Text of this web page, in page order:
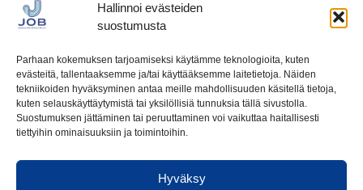
Hallinnoi evästeiden
suostumusta
Parhaan kokemuksen tarjoamiseksi käytämme teknologioita, kuten
evästeitä, tallentaaksemme ja/tai käyttääksemme laitetietoja. Näiden
tekniikoiden hyväksyminen antaa meille mahdollisuuden käsitellä tietoja,
kuten selauskäyttäytymistä tai yksilöllisiä tunnuksia tällä sivustolla.
Suostumuksen jättäminen tai peruuttaminen voi vaikuttaa haitallisesti
tiettyihin ominaisuuksiin ja toimintoihin.
Hyväksy
Ota meihin yhteyttä